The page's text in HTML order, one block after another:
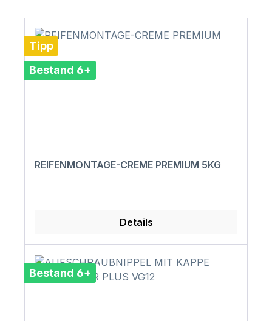
Tipp
Bestand 6+
REIFENMONTAGE-CREME PREMIUM 5KG
Details
Bestand 6+